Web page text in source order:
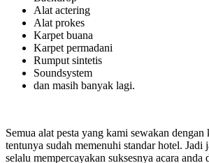
Alat actering
Alat prokes
Karpet buana
Karpet permadani
Rumput sintetis
Soundsystem
dan masih banyak lagi.
Semua alat pesta yang kami sewakan dengan
tentunya sudah memenuhi standar hotel. Jadi
selalu mempercayakan suksesnya acara anda